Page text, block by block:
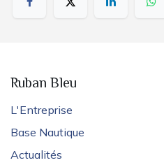
Ruban Bleu
L'Entreprise
Base Nautique
Actualités